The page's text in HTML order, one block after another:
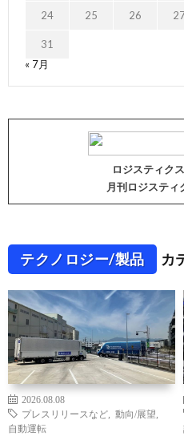
24 25 26
31
« 7月
ロジスティク
月刊ロジスティ
テクノロジー/製品 カ
2026.08.08
プレスリリースなど
動向/展望
自動運転